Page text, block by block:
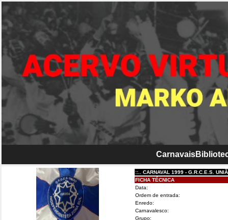
Carnavais
::.. CARNAVAL 1999 - G.R.C.E.S.
FICHA TÉCNICA
Data:
Ordem de entrada:
Enredo:
Carnavalesco:
Grupo: